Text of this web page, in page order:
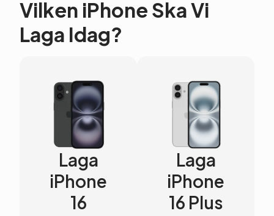
Vilken iPhone Ska Vi
Laga Idag?
Laga
iPhone
16
Laga
iPhone
16 Plus